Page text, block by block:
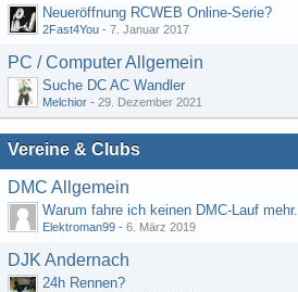
Neueröffnung RCWEB Online-Serie?
2Fast4You - 7. Januar 2017
PC / Computer Allgemein
Suche DC AC Wandler
Melchior - 29. Dezember 2021
Vereine & Clubs
DMC Allgemein
Warum fahre ich keinen DMC-Lauf mehr.
Elektroman99 - 6. März 2019
DJK Andernach
24h Rennen?